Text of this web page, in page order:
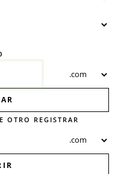
OTRO REGISTRAR